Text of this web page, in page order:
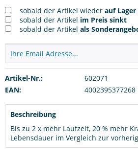
sobald der Artikel wieder auf Lager
sobald der Artikel im Preis sinkt
sobald der Artikel als
Artikel-Nr.:
602071
EAN:
4002395377268
Beschreibung
Bis zu 2 x mehr Laufzeit, 20 % mehr
Lebensdauer im Vergleich zur